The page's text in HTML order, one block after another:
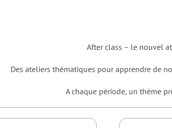
After class – le nouvel
Des ateliers thématiques pour apprendre de
A chaque période, un thème